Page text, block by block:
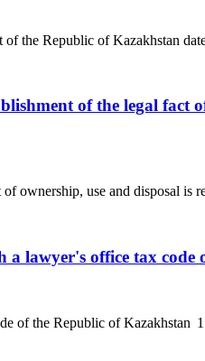
the Republic of Kazakhstan
of the legal fact
ownership, use and disposal is
a lawyer's office tax
of the Republic of Kazakhstan